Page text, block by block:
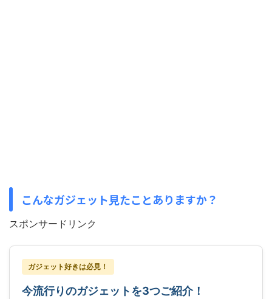
こんなガジェット見たことありますか？
スポンサードリンク
ガジェット好きは必見！
今流行りのガジェットを3つご紹介！